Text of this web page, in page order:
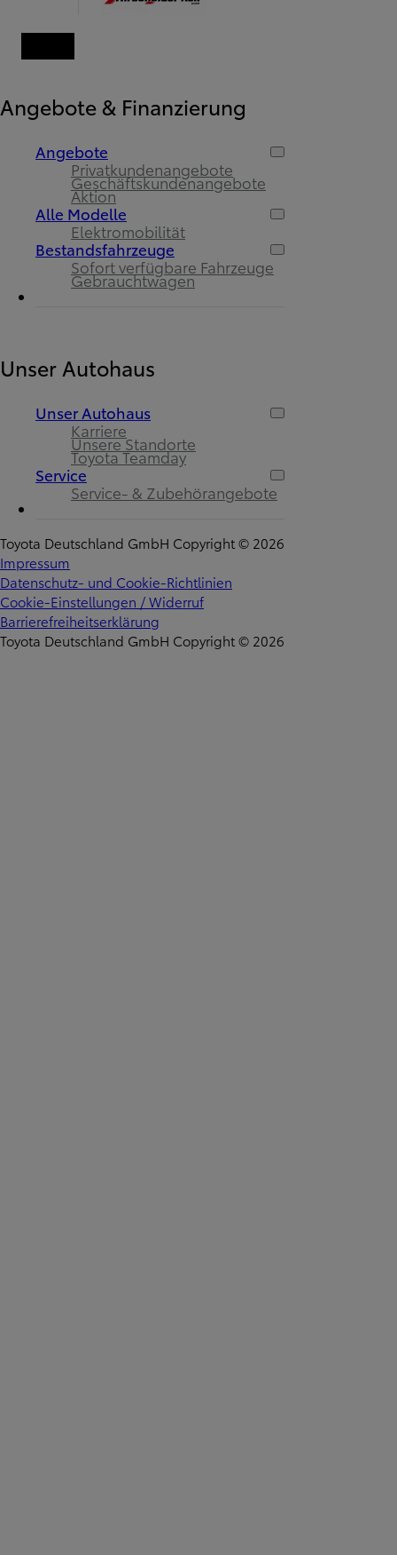
Angebote & Finanzierung
Angebote
Privatkundenangebote
Geschäftskundenangebote
Aktion
Alle Modelle
Elektromobilität
Bestandsfahrzeuge
Sofort verfügbare Fahrzeuge
Gebrauchtwagen
Unser Autohaus
Unser Autohaus
Karriere
Unsere Standorte
Toyota Teamday
Service
Service- & Zubehörangebote
Toyota Deutschland GmbH Copyright © 2026
Impressum
Datenschutz- und Cookie-Richtlinien
Cookie-Einstellungen / Widerruf
Barrierefreiheitserklärung
Toyota Deutschland GmbH Copyright © 2026